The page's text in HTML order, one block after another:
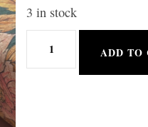
3 in stock
Bracelet
jardin
ADD TO